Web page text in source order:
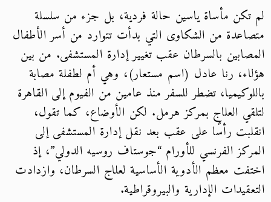
لم تكن مأساة ياسين حالة فردية، بل جزء من سلسلة
متصاعدة من الشكاوى التي بدأت تتوارد من أسر الأطفال
المصابين بالسرطان عقب تغيير إدارة المستشفى. من بين
هؤلاء، رنا عادل (اسم مستعار)، وهي أم لطفلة مصابة
باللوكيميا، تضطر للسفر منذ عامين من الفيوم إلى القاهرة
لتلقي العلاج بمركز هرمل. لكن الأوضاع، كما تقول،
انقلبت رأسًا على عقب بعد نقل إدارة المستشفى إلى
المركز الفرنسي للأورام “جوستاف روسيه الدولي”، إذ
اختفت معظم الأدوية الأساسية لعلاج السرطان، وازدادت
التعقيدات الإدارية والبيروقراطية.